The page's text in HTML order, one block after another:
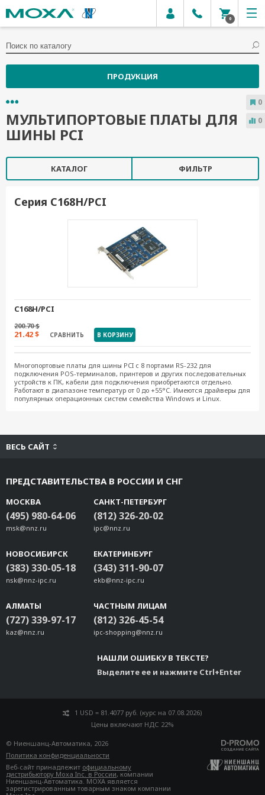
0
ПРОДУКЦИЯ
МУЛЬТИПОРТОВЫЕ ПЛАТЫ ДЛЯ
ШИНЫ PCI
КАТАЛОГ ФИЛЬТР
Серия C168H/PCI
C168H/PCI
200.70 $
21.42 $ СРАВНИТЬ В КОРЗИНУ
Многопортовые платы для шины PCI с 8 портами RS-232 для
подключения POS-терминалов, принтеров и других последовательных
устройств к ПК, кабели для подключения приобретаются отдельно.
Работают в диапазоне температур от 0 до +55°C. Имеются драйверы для
популярных операционных систем семейства Windows и Linux.
ВЕСЬ САЙТ
ПРЕДСТАВИТЕЛЬСТВА В РОССИИ И СНГ
МОСКВА
(495) 980-64-06
msk@nnz.ru
САНКТ-ПЕТЕРБУРГ
(812) 326-20-02
ipc@nnz.ru
НОВОСИБИРСК
(383) 330-05-18
nsk@nnz-ipc.ru
ЕКАТЕРИНБУРГ
(343) 311-90-07
ekb@nnz-ipc.ru
АЛМАТЫ
(727) 339-97-17
kaz@nnz.ru
ЧАСТНЫМ ЛИЦАМ
(812) 326-45-54
ipc-shopping@nnz.ru
НАШЛИ ОШИБКУ В ТЕКСТЕ?
Выделите ее и нажмите Ctrl+Enter
1 USD = 81.4077 руб. (курс на 07.08.2026)
Цены включают НДС 22%
© Ниеншанц-Автоматика, 2026
Политика конфиденциальности
Веб-сайт принадлежит официальному
дистрибьютору Moxa Inc. в России, компании
Ниеншанц-Автоматика. MOXA является
зарегистрированным товарным знаком компании
0
0